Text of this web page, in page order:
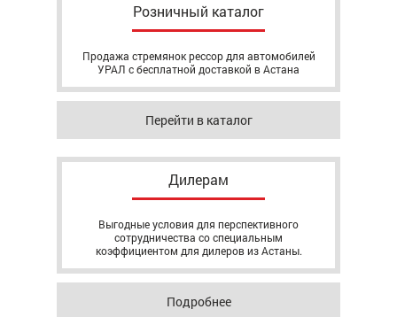
Розничный каталог
Продажа стремянок рессор для автомобилей
УРАЛ с бесплатной доставкой в Астана
Перейти в каталог
Дилерам
Выгодные условия для перспективного
сотрудничества со специальным
коэффициентом для дилеров из Астаны.
Подробнее